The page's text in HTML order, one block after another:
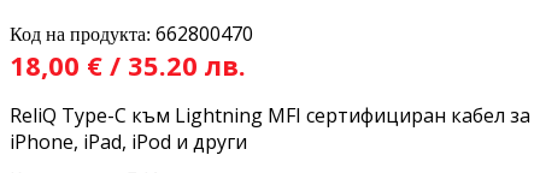
Код на продукта: 662800470
18,00 € / 35.20 лв.
ReliQ Type-C към Lightning MFI сертифициран кабел за
iPhonе, iPad, iPod и други